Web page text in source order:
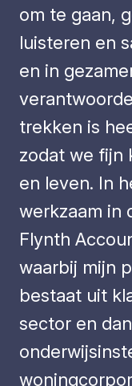
om te gaan,
luisteren en
en in
trekken is
zodat we fijn
en leven. In
werkzaam in
Flynth
waarbij mijn
bestaat uit
sector en